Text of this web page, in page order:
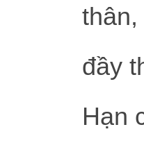
thân,
đầy
Hạn